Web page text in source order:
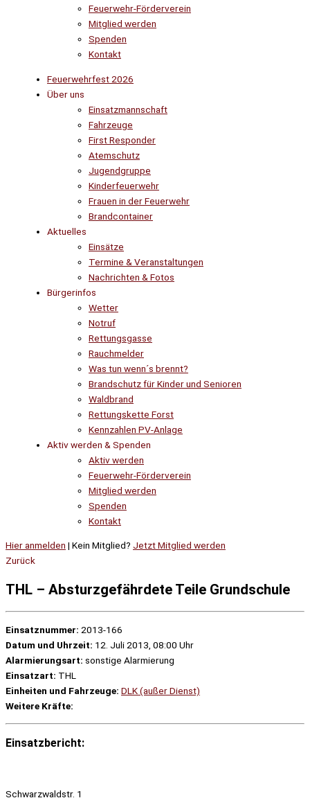
Feuerwehr-Förderverein
Mitglied werden
Spenden
Kontakt
Feuerwehrfest 2026
Über uns
Einsatzmannschaft
Fahrzeuge
First Responder
Atemschutz
Jugendgruppe
Kinderfeuerwehr
Frauen in der Feuerwehr
Brandcontainer
Aktuelles
Einsätze
Termine & Veranstaltungen
Nachrichten & Fotos
Bürgerinfos
Wetter
Notruf
Rettungsgasse
Rauchmelder
Was tun wenn´s brennt?
Brandschutz für Kinder und Senioren
Waldbrand
Rettungskette Forst
Kennzahlen PV-Anlage
Aktiv werden & Spenden
Aktiv werden
Feuerwehr-Förderverein
Mitglied werden
Spenden
Kontakt
Hier anmelden | Kein Mitglied? Jetzt Mitglied werden
Zurück
THL – Absturzgefährdete Teile Grundschule
Einsatznummer: 2013-166
Datum und Uhrzeit: 12. Juli 2013, 08:00 Uhr
Alarmierungsart: sonstige Alarmierung
Einsatzart: THL
Einheiten und Fahrzeuge: DLK (außer Dienst)
Weitere Kräfte:
Einsatzbericht:
Schwarzwaldstr. 1